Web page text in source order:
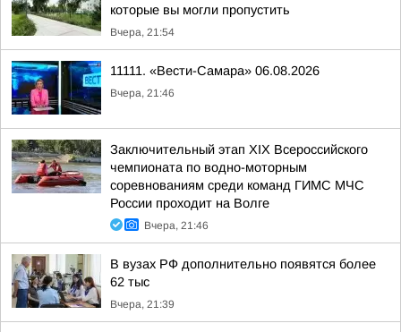
которые вы могли пропустить
Вчера, 21:54
11111. «Вести-Самара» 06.08.2026
Вчера, 21:46
Заключительный этап XIХ Всероссийского
чемпионата по водно-моторным
соревнованиям среди команд ГИМС МЧС
России проходит на Волге
Вчера, 21:46
В вузах РФ дополнительно появятся более
62 тыс
Вчера, 21:39